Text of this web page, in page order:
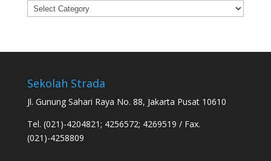
Categories
Sekolah Strada
Jl. Gunung Sahari Raya No. 88, Jakarta Pusat 10610
Tel. (021)-4204821; 4256572; 4269519 / Fax.
(021)-4258809